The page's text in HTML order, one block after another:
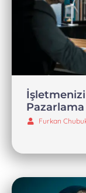
Furkan